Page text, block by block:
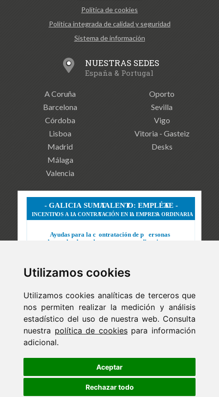
Utilizamos cookies
Utilizamos cookies analíticas de terceros que
nos permiten realizar la medición y análisis
estadístico del uso de nuestra web. Consulta
nuestra política de cookiespara información
adicional.
Aceptar
Rechazar todo
Política de cookies
Política integrada de calidad y seguridad
Sistema de información
NUESTRAS SEDES
España & Portugal
A Coruña
Barcelona
Córdoba
Lisboa
Madrid
Málaga
Valencia
Oporto
Sevilla
Vigo
Vitoria - Gasteiz
Desks
ejaso_comunica@ejaso.com
(+34) 915 341 480